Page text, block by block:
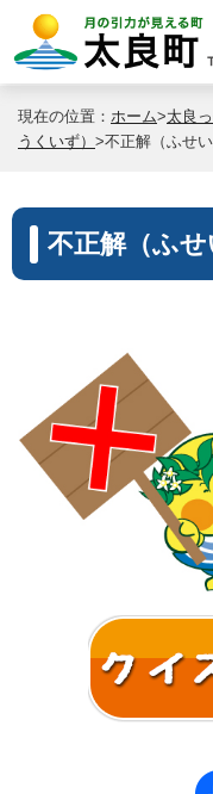
現在の位置： ホーム>太良
うくいず） >不正解（ふせい
不正解（ふせ